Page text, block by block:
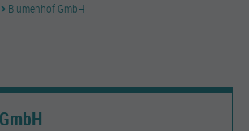
Blumenhof GmbH